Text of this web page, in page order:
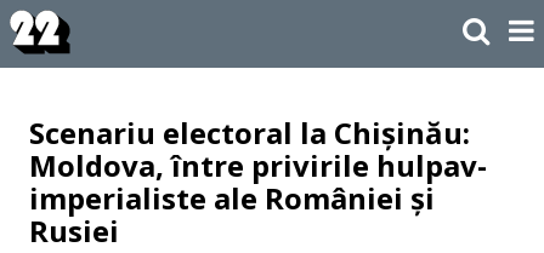
Scenariu electoral la Chișinău:
Moldova, între privirile hulpav-
imperialiste ale României și
Rusiei